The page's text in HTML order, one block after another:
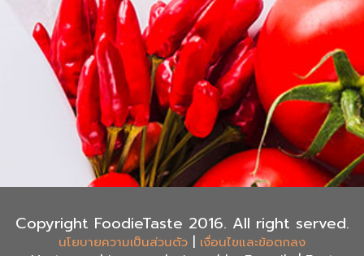
Copyright FoodieTaste 2016. All right served.
นโยบายความเป็นส่วนตัว | เงื่อนไขและข้อตกลง